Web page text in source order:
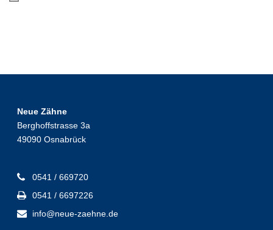
Neue Zähne
Berghoffstrasse 3a
49090 Osnabrück
0541 / 669720
0541 / 6697226
info@neue-zaehne.de